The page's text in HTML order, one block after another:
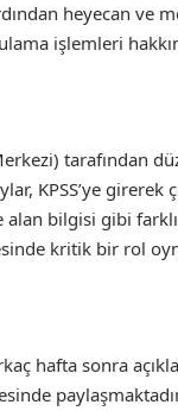
heyecan ve
işlemleri
tarafından
KPSS’ye
alan bilgisi gibi
kritik bir rol
hafta sonra